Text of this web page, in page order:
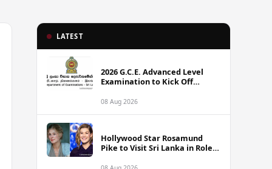
LATEST
2026 G.C.E. Advanced Level
Examination to Kick Off
08 Aug 2026
Hollywood Star Rosamund
Pike to Visit Sri Lanka in Role